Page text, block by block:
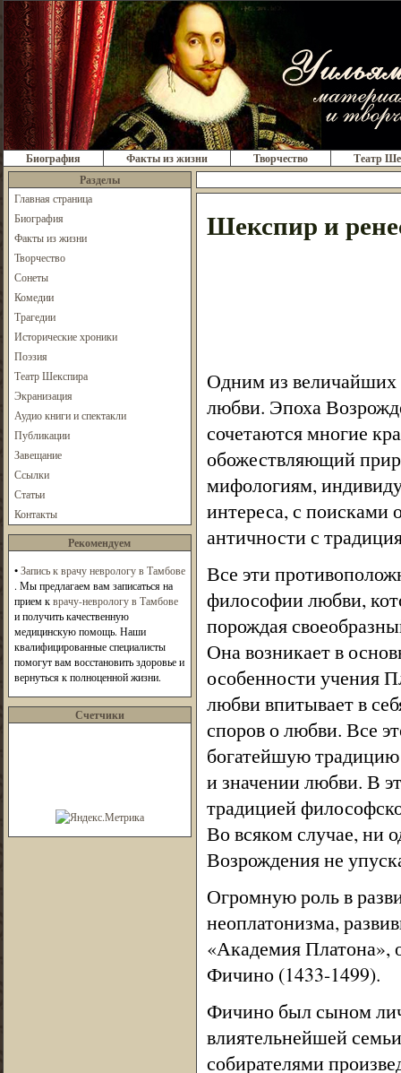
Биография Факты из жизни Творчество
Театр
Разделы
Главная страница
Биография
Факты из жизни
Творчество
Сонеты
Комедии
Трагедии
Исторические хроники
Поэзия
Театр Шекспира
Экранизация
Аудио книги и спектакли
Публикации
Завещание
Ссылки
Статьи
Контакты
Рекомендуем
•Запись к врачу неврологу в Тамбове
. Мы предлагаем вам записаться на
прием кврачу-неврологу в Тамбове
и получить качественную
медицинскую помощь. Наши
квалифицированные специалисты
помогут вам восстановить здоровье и
вернуться к полноценной жизни.
Счетчики
Шекспир и
Одним из величайших
любви. Эпоха
сочетаются многие
обожествляющий
мифологиям,
интереса, с поисками
античности с
Все эти
философии любви,
порождая
Она возникает в
особенности учения
любви впитывает в
споров о любви. Все
богатейшую
и значении любви. В
традицией
Во всяком случае, ни
Возрождения не
Огромную роль в
неоплатонизма,
«Академия Платона»,
Фичино (1433-1499).
Фичино был сыном
влиятельнейшей
собирателями